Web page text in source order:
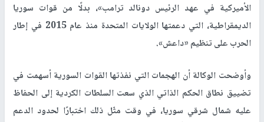
الأميركية في عهد الرئيس دونالد ترامب»، بدلًا من قوات سوريا
الديمقراطية، التي دعمتها الولايات المتحدة منذ عام 2015 في إطار
الحرب على تنظيم «داعش».
وأوضحت الوكالة أن الهجمات التي نفذتها القوات السورية أسهمت في
تضييق نطاق الحكم الذاتي الذي سعت السلطات الكردية إلى الحفاظ
عليه شمال شرقي سوريا، في وقت مثّل ذلك اختبارًا لحدود الدعم